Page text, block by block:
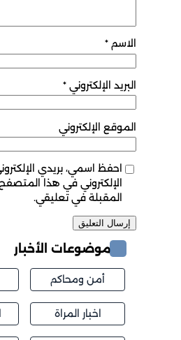
الاسم *
البريد الإلكتروني *
الموقع الإلكتروني
احفظ اسمي، بريدي
الإلكتروني في هذا
المقبلة في تعليقي.
موضوعات الأخبار
أمن ومحاكم
اخبار المراة